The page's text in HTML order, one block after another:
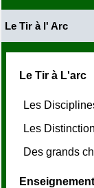
Le Tir à l' Arc
Le Tir à L'arc
Les
Les
Des grands
Enseignement